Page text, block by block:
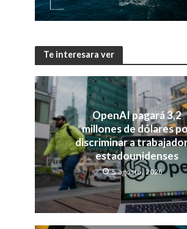
Te interesara ver
OpenAI pagará 3,2
millones de dólares
discriminar a
estadounidenses
5 agosto, 2026